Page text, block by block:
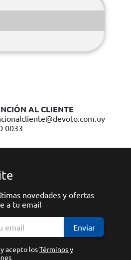
AL CLIENTE
0033
novedades y ofertas
a tu email
Enviar
acepto losTérminos y